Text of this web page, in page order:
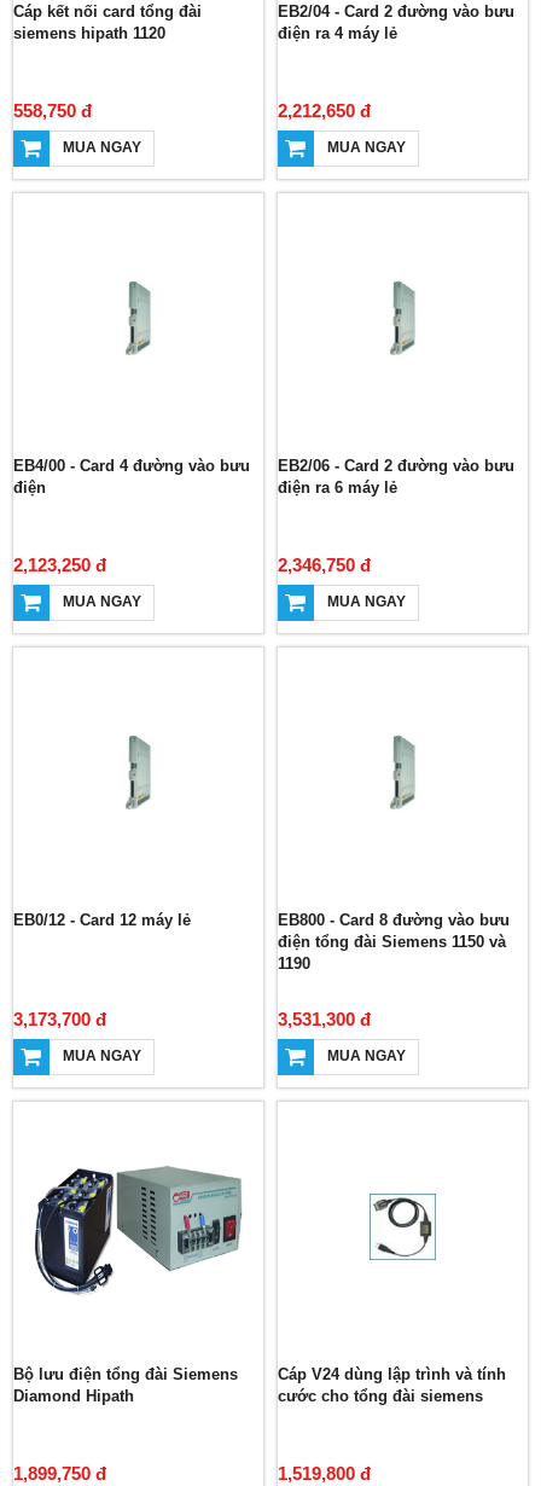
Cáp kết nối card tổng đài
siemens hipath 1120
558,750 đ
MUA NGAY
EB2/04 - Card 2 đường vào bưu
điện ra 4 máy lẻ
2,212,650 đ
MUA NGAY
EB4/00 - Card 4 đường vào bưu
điện
2,123,250 đ
MUA NGAY
EB2/06 - Card 2 đường vào bưu
điện ra 6 máy lẻ
2,346,750 đ
MUA NGAY
EB0/12 - Card 12 máy lẻ
3,173,700 đ
MUA NGAY
EB800 - Card 8 đường vào bưu
điện tổng đài Siemens 1150 và
1190
3,531,300 đ
MUA NGAY
Bộ lưu điện tổng đài Siemens
Diamond Hipath
1,899,750 đ
Cáp V24 dùng lập trình và tính
cước cho tổng đài siemens
1,519,800 đ